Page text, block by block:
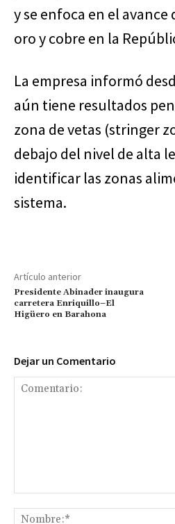
y se enfoca en el avance
oro y cobre en la
La empresa informó
aún tiene resultados
zona de vetas (stringer
debajo del nivel de alta
identificar las zonas
sistema.
Artículo anterior
Presidente Abinader inaugura
carretera Enriquillo–El
Higüero en Barahona
Dejar un Comentario